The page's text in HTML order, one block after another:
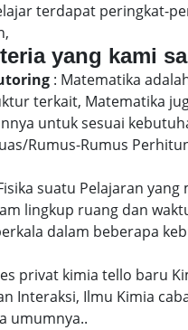
terdapat peringkat-
yang kami
: Matematika
terkait, Matematika
untuk sesuai
Rumus-Rumus
suatu Pelajaran
lingkup ruang dan
dalam beberapa
privat kimia tello baru
Interaksi, Ilmu Kimia
umumnya..